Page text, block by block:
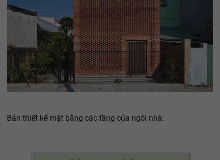
Bản thiết kế mặt bằng các tầng của ngôi nhà: